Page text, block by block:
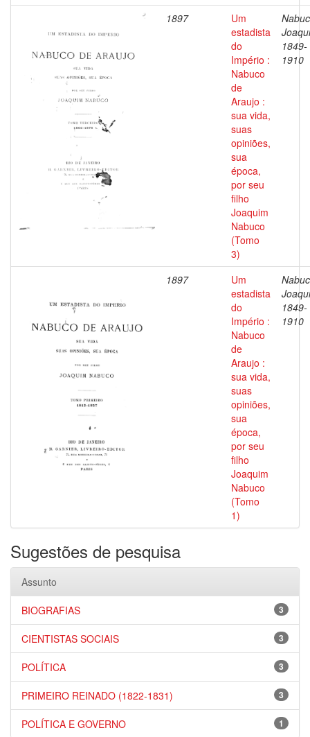
1897
Um
estadista
do
Império :
Nabuco
de
Araujo :
sua vida,
suas
opiniões,
sua
época,
por seu
filho
Joaquim
Nabuco
(Tomo
3)
1849-
1910
1897
Um
estadista
do
Império :
Nabuco
de
Araujo :
sua vida,
suas
opiniões,
sua
época,
por seu
filho
Joaquim
Nabuco
(Tomo
1)
1849-
1910
Sugestões de pesquisa
Assunto
3
BIOGRAFIAS
3
CIENTISTAS SOCIAIS
3
POLÍTICA
3
PRIMEIRO REINADO (1822-1831)
1
POLÍTICA E GOVERNO